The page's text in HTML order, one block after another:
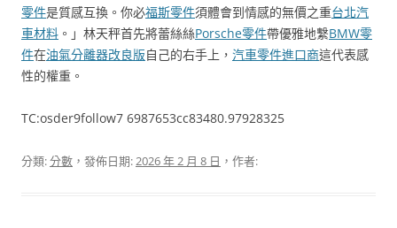
零件是質感互換。你必福斯零件須體會到情感的無價之重台北汽
車材料 。」林天秤首先將蕾絲絲Porsche零件帶優雅地繫BMW零
件在油氣分離器改良版自己的右手上， 汽車零件進口商這代表感
性的權重。
TC:osder9follow7 6987653cc83480.97928325
分類:分數 ，發佈日期:2026 年 2 月 8 日 ，作者: